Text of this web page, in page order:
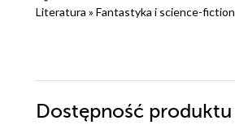
Literatura » Fantastyka i science-fiction
Dostępność produktu